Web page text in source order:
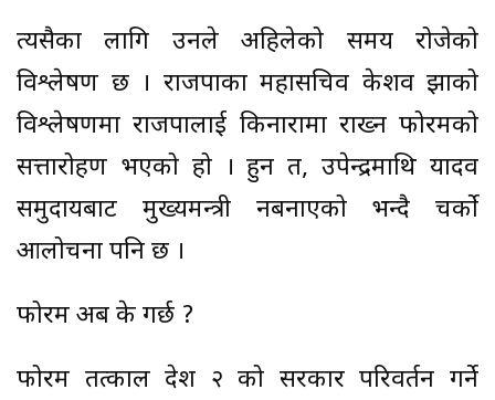
त्यसैका लागि उनले अहिलेको समय रोजेको
विश्लेषण छ । राजपाका महासचिव केशव झाको
विश्लेषणमा राजपालाई किनारामा राख्न फोरमको
सत्तारोहण भएको हो । हुन त, उपेन्द्रमाथि यादव
समुदायबाट मुख्यमन्त्री नबनाएको भन्दै चर्को
आलोचना पनि छ ।
फोरम अब के गर्छ ?
फोरम तत्काल प्रदेश २ को सरकार परिवर्तन गर्ने